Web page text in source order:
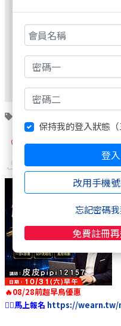
0
🔥08/28前超早鳥優惠
👉🏻馬上報名 https://wearn.tw/
保持我的登入狀態（
登入
改用手機
忘記密碼
免費註冊